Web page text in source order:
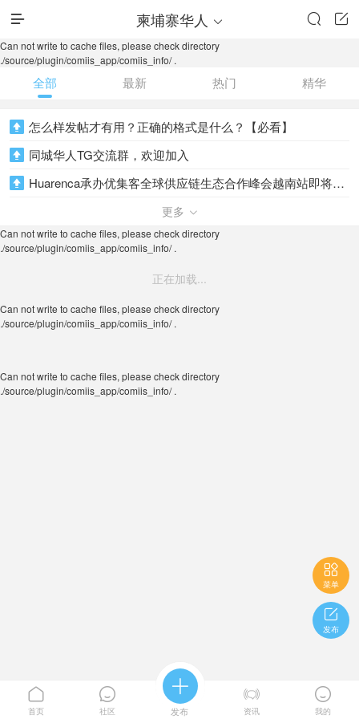
 柬埔寨华人  

Can not write to cache files, please check directory
./source/plugin/comiis_app/comiis_info/ .
全部 最新 热门 精华
 怎么样发帖才有用？正确的格式是什么？【必看】
 同城华人TG交流群，欢迎加入
 Huarenca承办优集客全球供应链生态合作峰会越南站即将举行
HuaRenCa承办CESS DAO 韩国大会圆满成功
 HuaRenCa与捷途会务联合承办的优集客全球供应链大会在越南成功举办！
更多 
Can not write to cache files, please check directory
./source/plugin/comiis_app/comiis_info/ .
正在加载...
Can not write to cache files, please check directory
./source/plugin/comiis_app/comiis_info/ .

菜单

发布

首页

社区

发布

资讯

我的
Can not write to cache files, please check directory
./source/plugin/comiis_app/comiis_info/ .